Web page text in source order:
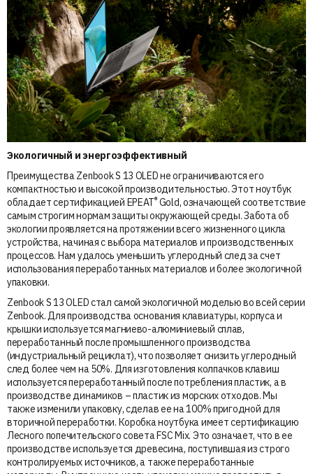
Экологичный и энергоэффективный
Преимущества Zenbook S 13 OLED не ограничиваются его
компактностью и высокой производительностью. Этот ноутбук
обладает сертификацией EPEAT®Gold, означающей соответствие
самым строгим нормам защиты окружающей среды. Забота об
экологии проявляется на протяжении всего жизненного цикла
устройства, начиная с выбора материалов и производственных
процессов. Нам удалось уменьшить углеродный след за счет
использования переработанных материалов и более экологичной
упаковки.
Zenbook S 13 OLED стал самой экологичной моделью во всей серии
Zenbook. Для производства основания клавиатуры, корпуса и
крышки используется магниево-алюминиевый сплав,
переработанный после промышленного производства
(индустриальный рециклат), что позволяет снизить углеродный
след более чем на 50%. Для изготовления колпачков клавиш
используется переработанный после потребления пластик, а в
производстве динамиков – пластик из морских отходов. Мы
также изменили упаковку, сделав ее на 100% пригодной для
вторичной переработки. Коробка ноутбука имеет сертификацию
Лесного попечительского совета FSC Mix. Это означает, что в ее
производстве используется древесина, поступившая из строго
контролируемых источников, а также переработанные